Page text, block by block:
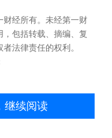
财经所有。未经第一财
包括转载、摘编、复
法律责任的权利。
继续阅读